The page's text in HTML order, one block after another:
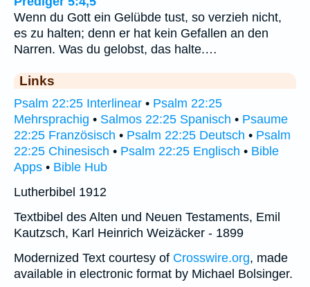
Wenn du Gott ein Gelübde tust, so verzieh nicht,
es zu halten; denn er hat kein Gefallen an den
Narren. Was du gelobst, das halte.…
Links
Psalm 22:25 Interlinear • Psalm 22:25
Mehrsprachig • Salmos 22:25 Spanisch • Psaume
22:25 Französisch • Psalm 22:25 Deutsch • Psalm
22:25 Chinesisch • Psalm 22:25 Englisch • Bible
Apps • Bible Hub
Lutherbibel 1912
Textbibel des Alten und Neuen Testaments, Emil
Kautzsch, Karl Heinrich Weizäcker - 1899
Modernized Text courtesy of Crosswire.org, made
available in electronic format by Michael Bolsinger.